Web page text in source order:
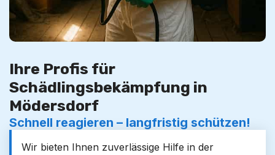
Ihre Profis für
Schädlingsbekämpfung in
Mödersdorf
Schnell reagieren – langfristig schützen!
Wir bieten Ihnen zuverlässige Hilfe in der